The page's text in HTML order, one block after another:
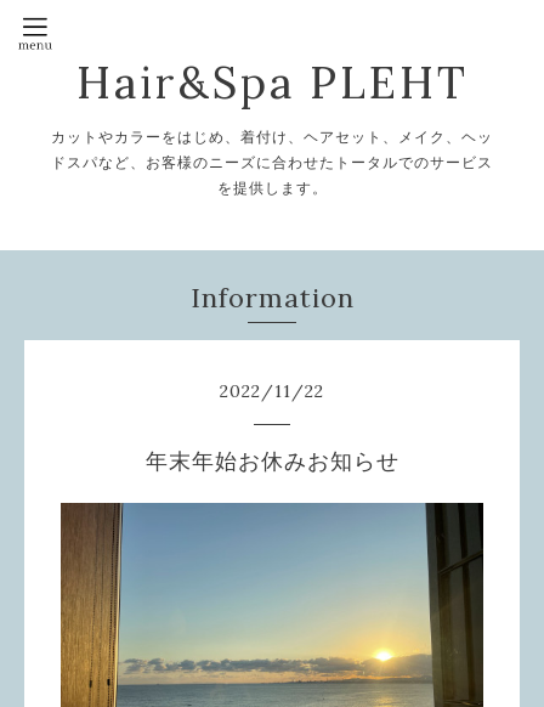
Hair&Spa PLEHT
カットやカラーをはじめ、着付け、ヘアセット、メイク、ヘッ
ドスパなど、お客様のニーズに合わせたトータルでのサービス
を提供します。
Information
2022/11/22
年末年始お休みお知らせ